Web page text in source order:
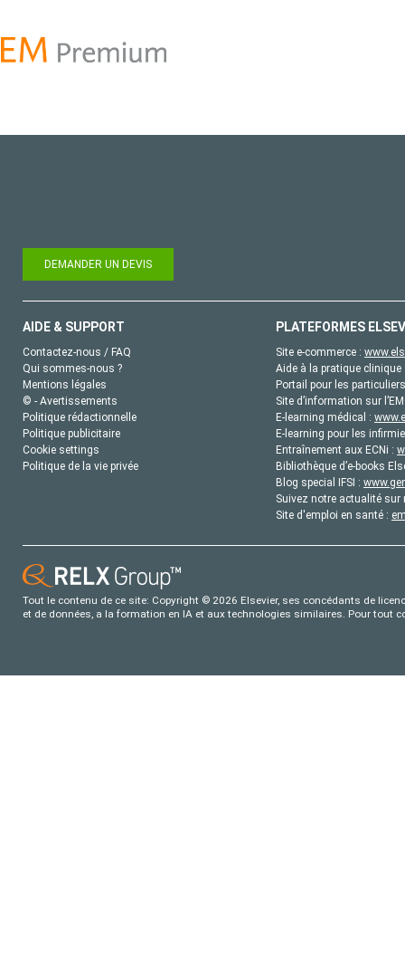
DEMANDER UN DEVIS
AIDE & SUPPORT
Contactez-nous / FAQ
Qui sommes-nous ?
Mentions légales
© - Avertissements
Politique rédactionnelle
Politique publicitaire
Cookie settings
Politique de la vie privée
PLATEFORMES
Site e-commerce :
Aide à la pratique
Portail pour les
Site d’information sur
E-learning médical :
E-learning pour les
Entraînement aux ECNi :
Bibliothèque d’e-books
Blog special IFSI :
Suivez notre actualité sur
Site d'emploi en santé :
Tout le contenu de ce site: Copyright © 2026 Elsevier, ses concédants de
et de données, a la formation en IA et aux technologies similaires. Pour tout